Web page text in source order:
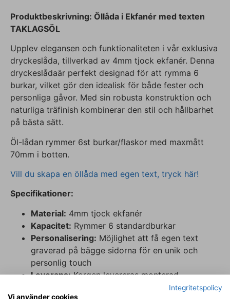
Produktbeskrivning: Öllåda i Ekfanér med texten
TAKLAGSÖL
Upplev elegansen och funktionaliteten i vår exklusiva
dryckeslåda, tillverkad av 4mm tjock ekfanér. Denna
dryckeslådaär perfekt designad för att rymma 6
burkar, vilket gör den idealisk för både fester och
personliga gåvor. Med sin robusta konstruktion och
naturliga träfinish kombinerar den stil och hållbarhet
på bästa sätt.
Öl-lådan rymmer 6st burkar/flaskor med maxmått
70mm i botten.
Vill du skapa en öllåda med egen text, tryck här!
Specifikationer:
Material: 4mm tjock ekfanér
Kapacitet: Rymmer 6 standardburkar
Personalisering: Möjlighet att få egen text
graverad på bägge sidorna för en unik och
personlig touch
Leverans:Korgen levereras monterad.
Produkten levereras obehandlad
Integritetspolicy
Vi använder cookies